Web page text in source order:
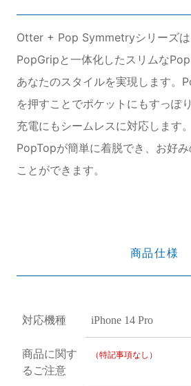
Otter + Pop Symmetryシリーズ
PopGripと一体化したスリムな
あなたのスタイルを実現します。
を押すことでポケットにもすっぽ
充電にもシームレスに対応します
PopTopが簡単に着脱でき、お好
ことができます。
商品仕様
対応機種 iPhone 14 Pro
商品に関す
るご注意
（特記事項なし）